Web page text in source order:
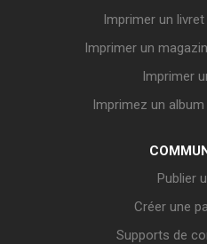
Imprimer un
Imprimer un
Imprimer
Imprimez un
Publier
Créer une
Supports de